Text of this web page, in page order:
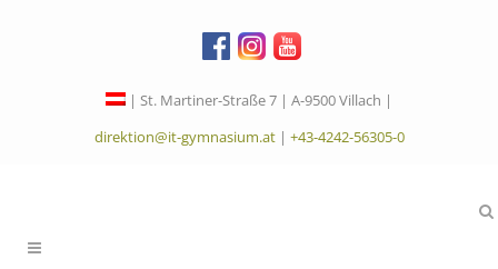
| St. Martiner-Straße 7 | A-9500 Villach |
direktion@it-gymnasium.at| +43-4242-56305-0